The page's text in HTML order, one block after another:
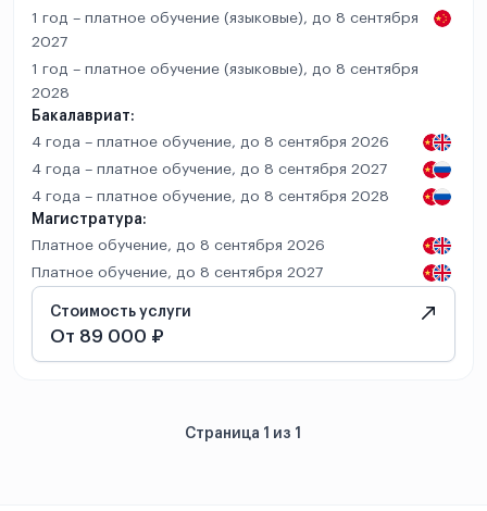
1 год – платное обучение (языковые), до 8 сентября
2027
1 год – платное обучение (языковые), до 8 сентября
2028
Бакалавриат:
4 года – платное обучение, до 8 сентября 2026
4 года – платное обучение, до 8 сентября 2027
4 года – платное обучение, до 8 сентября 2028
Магистратура:
Платное обучение, до 8 сентября 2026
Платное обучение, до 8 сентября 2027
Стоимость услуги
От 89 000 ₽
Страница 1 из 1